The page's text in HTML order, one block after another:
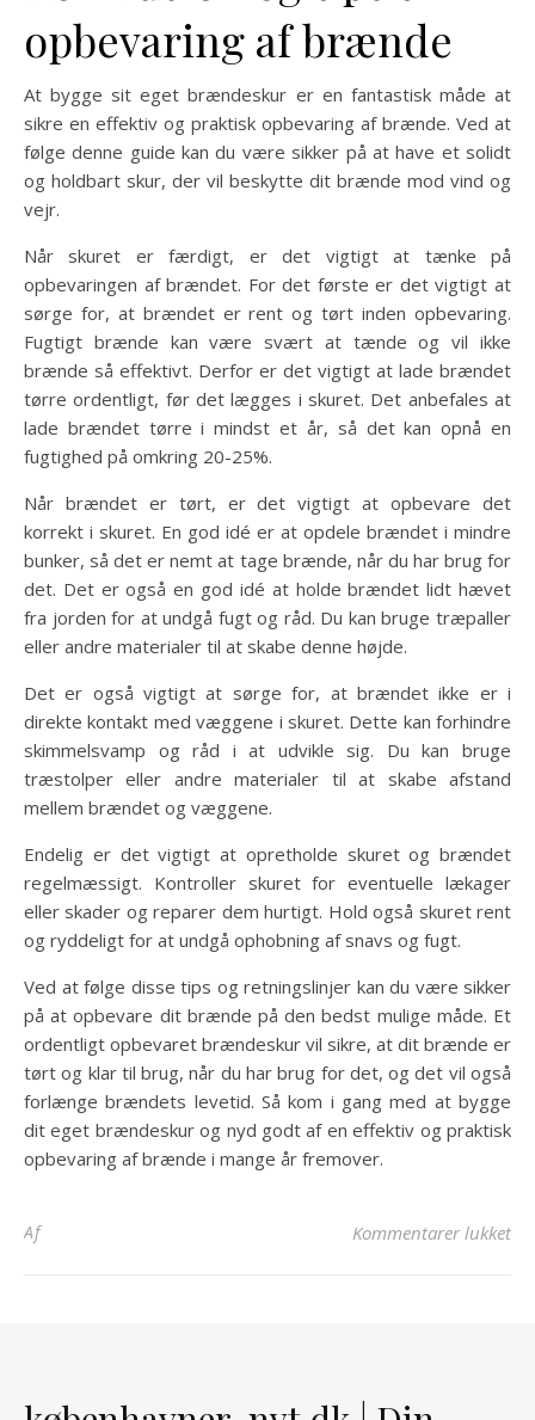
opbevaring af brænde
At bygge sit eget brændeskur er en fantastisk måde at
sikre en effektiv og praktisk opbevaring af brænde. Ved at
følge denne guide kan du være sikker på at have et solidt
og holdbart skur, der vil beskytte dit brænde mod vind og
vejr.
Når skuret er færdigt, er det vigtigt at tænke på
opbevaringen af brændet. For det første er det vigtigt at
sørge for, at brændet er rent og tørt inden opbevaring.
Fugtigt brænde kan være svært at tænde og vil ikke
brænde så effektivt. Derfor er det vigtigt at lade brændet
tørre ordentligt, før det lægges i skuret. Det anbefales at
lade brændet tørre i mindst et år, så det kan opnå en
fugtighed på omkring 20-25%.
Når brændet er tørt, er det vigtigt at opbevare det
korrekt i skuret. En god idé er at opdele brændet i mindre
bunker, så det er nemt at tage brænde, når du har brug for
det. Det er også en god idé at holde brændet lidt hævet
fra jorden for at undgå fugt og råd. Du kan bruge træpaller
eller andre materialer til at skabe denne højde.
Det er også vigtigt at sørge for, at brændet ikke er i
direkte kontakt med væggene i skuret. Dette kan forhindre
skimmelsvamp og råd i at udvikle sig. Du kan bruge
træstolper eller andre materialer til at skabe afstand
mellem brændet og væggene.
Endelig er det vigtigt at opretholde skuret og brændet
regelmæssigt. Kontroller skuret for eventuelle lækager
eller skader og reparer dem hurtigt. Hold også skuret rent
og ryddeligt for at undgå ophobning af snavs og fugt.
Ved at følge disse tips og retningslinjer kan du være sikker
på at opbevare dit brænde på den bedst mulige måde. Et
ordentligt opbevaret brændeskur vil sikre, at dit brænde er
tørt og klar til brug, når du har brug for det, og det vil også
forlænge brændets levetid. Så kom i gang med at bygge
dit eget brændeskur og nyd godt af en effektiv og praktisk
opbevaring af brænde i mange år fremover.
Af Kommentarer lukkettil